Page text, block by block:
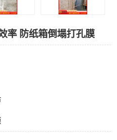
率 防纸箱倒塌打孔膜